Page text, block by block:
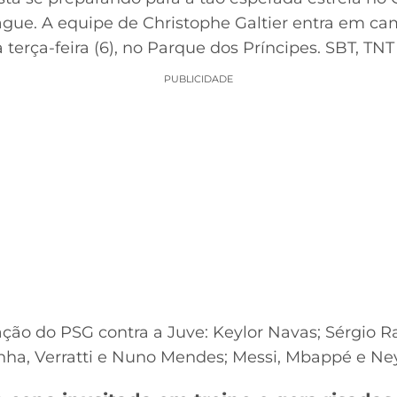
A equipe de Christophe Galtier entra em
terça-feira (6), no Parque dos Príncipes. SBT,
PUBLICIDADE
do PSG contra a Juve: Keylor Navas; Sérgio
Verratti e Nuno Mendes; Messi, Mbappé e